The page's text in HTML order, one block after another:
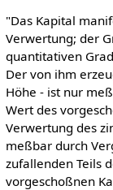
"Das Kapital
Verwertung; der
quantitativen
Der von ihm
Höhe - ist nur
Wert des
Verwertung des
meßbar durch
zufallenden Teils
vorgeschoßnen